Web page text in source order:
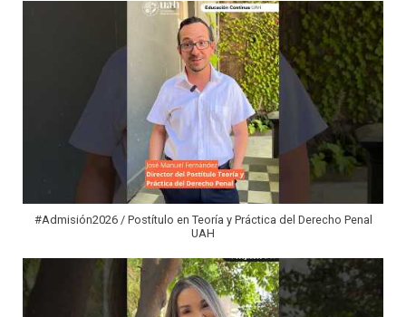
#Admisión2026 / Postítulo en Teoría y Práctica del Derecho Penal
UAH